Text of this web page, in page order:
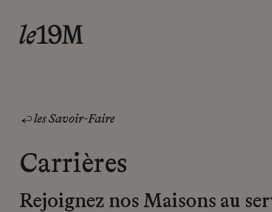
les Savoir-Faire
Carrières
Rejoignez nos Maisons au